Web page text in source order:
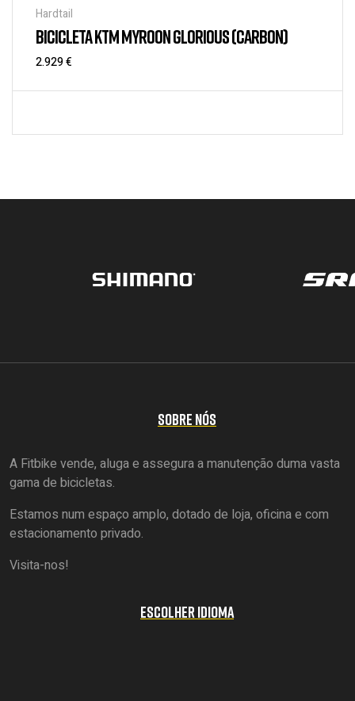
Hardtail
BICICLETA KTM MYROON GLORIOUS (CARBON)
2.929€
SOBRE NÓS
A Fitbike vende, aluga e assegura a manutenção duma vasta
gama de bicicletas.
Estamos num espaço amplo, dotado de loja, oficina e com
estacionamento privado.
Visita-nos!
ESCOLHER IDIOMA